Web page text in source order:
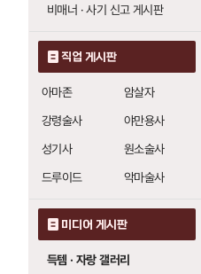
비매너 · 사기 신고 게시판
직업 게시판
아마존
암살자
강령술사
야만용사
성기사
원소술사
드루이드
악마술사
미디어 게시판
득템 · 자랑 갤러리